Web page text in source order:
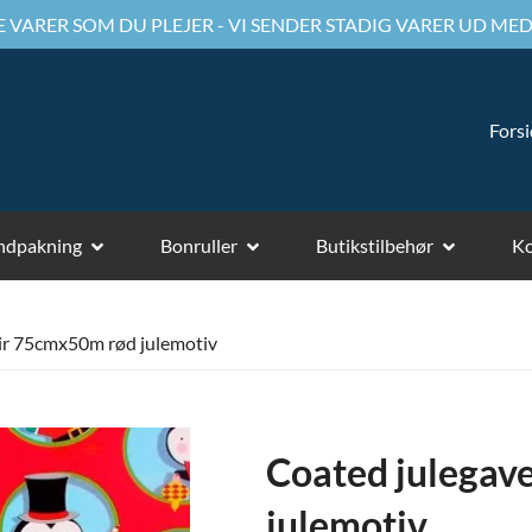
SOM DU PLEJER - VI SENDER STADIG VARER UD
Bonruller Butikstilbehør
75cmx50m rød julemotiv
Coated